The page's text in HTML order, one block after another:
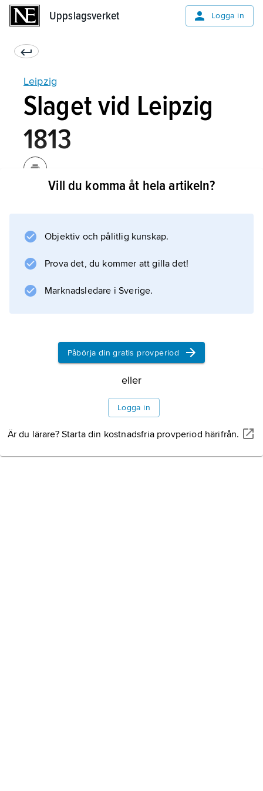
Uppslagsverket Logga in
Leipzig
Slaget vid Leipzig
1813
Napoleon och de allierade (Storbritannien–
Ryss­land–Preussen–Österrike–Sverige), som
i tysk mun kommit att kallas
, på svenska tolkat som ”det stora folkslaget”,
människoliv. Slaget vid
Bakgrund
Slagets förlopp
Information om artikeln
Vill du komma åt hela artikeln?
Objektiv och pålitlig kunskap.
Prova det, du kommer att gilla det!
Marknadsledare i Sverige.
Påbörja din gratis provperiod
eller
Logga in
Är du lärare? Starta din kostnadsfria provperiod härifrån.